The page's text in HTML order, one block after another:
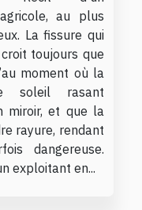
au plus
La fissure qui
toujours que
moment où la
soleil rasant
miroir, et que la
rayure, rendant
dangereuse.
exploitant en...